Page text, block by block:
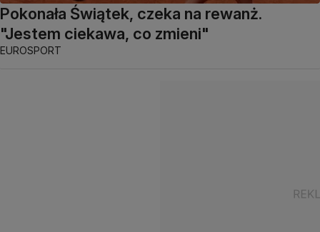
Pokonała Świątek, czeka na rewanż.
"Jestem ciekawa, co zmieni"
EUROSPORT